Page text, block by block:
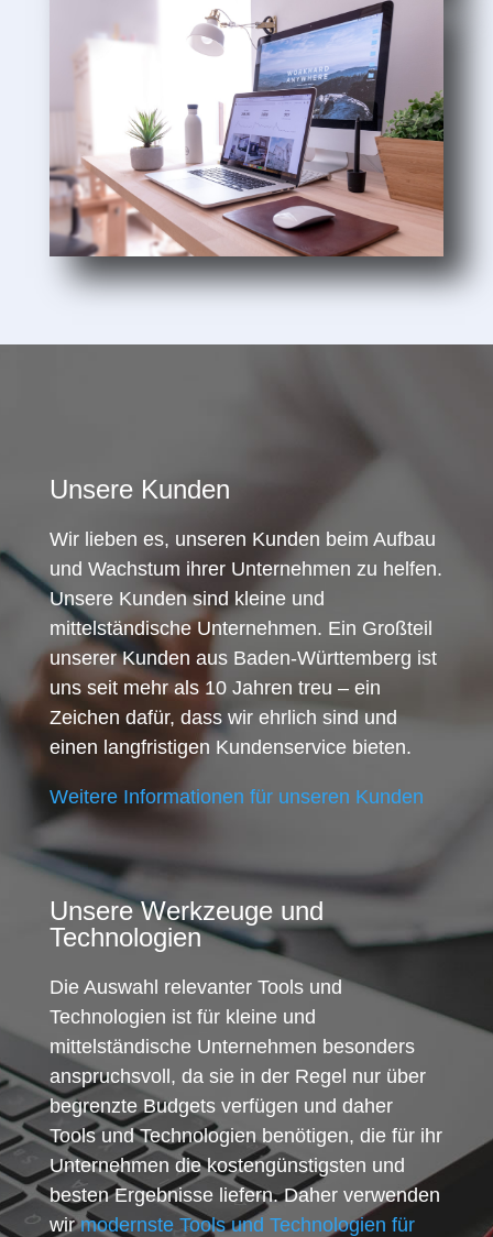
Unsere Kunden
Wir lieben es, unseren Kunden beim Aufbau
und Wachstum ihrer Unternehmen zu helfen.
Unsere Kunden sind kleine und
mittelständische Unternehmen. Ein Großteil
unserer Kunden aus Baden-Württemberg ist
uns seit mehr als 10 Jahren treu – ein
Zeichen dafür, dass wir ehrlich sind und
einen langfristigen Kundenservice bieten.
Weitere Informationen für unseren Kunden
Unsere Werkzeuge und
Technologien
Die Auswahl relevanter Tools und
Technologien ist für kleine und
mittelständische Unternehmen besonders
anspruchsvoll, da sie in der Regel nur über
begrenzte Budgets verfügen und daher
Tools und Technologien benötigen, die für ihr
Unternehmen die kostengünstigsten und
besten Ergebnisse liefern. Daher verwenden
wirmodernste Tools und Technologien für